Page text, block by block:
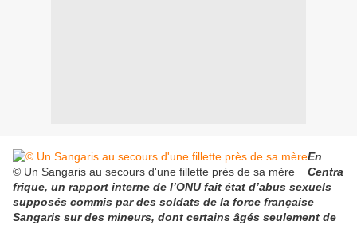
© Un Sangaris au secours d'une fillette près de sa mère
En
Centra
frique, un rapport interne de l’ONU fait état d’abus sexuels
supposés commis par des soldats de la force française
Sangaris sur des mineurs, dont certains âgés seulement de